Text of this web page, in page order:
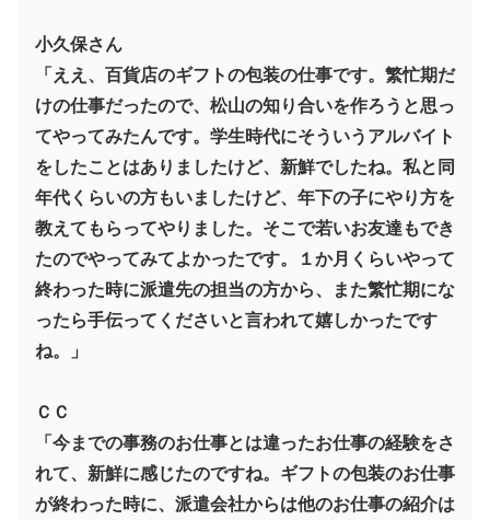
小久保さん
「ええ、百貨店のギフトの包装の仕事です。繁忙期だ
けの仕事だったので、松山の知り合いを作ろうと思っ
てやってみたんです。学生時代にそういうアルバイト
をしたことはありましたけど、新鮮でしたね。私と同
年代くらいの方もいましたけど、年下の子にやり方を
教えてもらってやりました。そこで若いお友達もでき
たのでやってみてよかったです。１か月くらいやって
終わった時に派遣先の担当の方から、また繁忙期にな
ったら手伝ってくださいと言われて嬉しかったです
ね。」
ＣＣ
「今までの事務のお仕事とは違ったお仕事の経験をさ
れて、新鮮に感じたのですね。ギフトの包装のお仕事
が終わった時に、派遣会社からは他のお仕事の紹介は